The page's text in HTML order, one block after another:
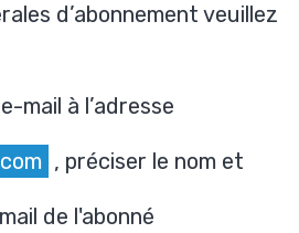
d’abonnement veuillez
mail à l’adresse
, préciser le nom et
de l'abonné